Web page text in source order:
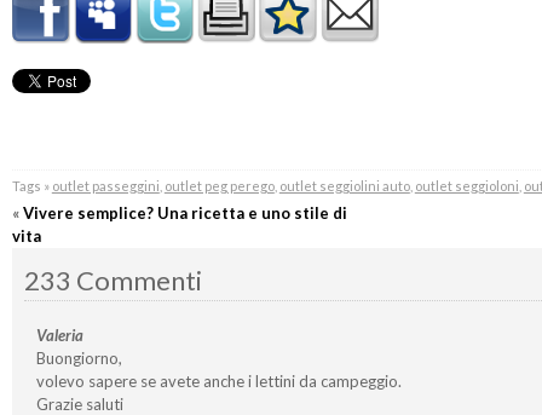
Tags » outlet passeggini outlet peg perego, outlet seggiolini auto, outlet seggioloni
«Vivere semplice? Una ricetta e uno stile di
vita
233 Commenti
Valeria
Buongiorno,
volevo sapere se avete anche i lettini da campeggio.
Grazie saluti